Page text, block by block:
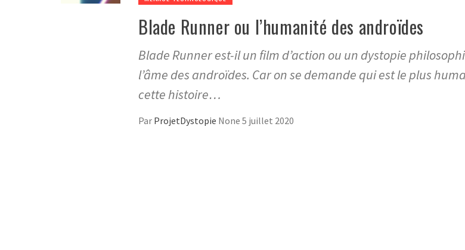
Blade Runner ou l’humanité des androïdes
Blade Runner est-il un film d’action ou un dystopie
l’âme des androïdes. Car on se demande qui est le plus
cette histoire…
Par ProjetDystopie None 5 juillet 2020